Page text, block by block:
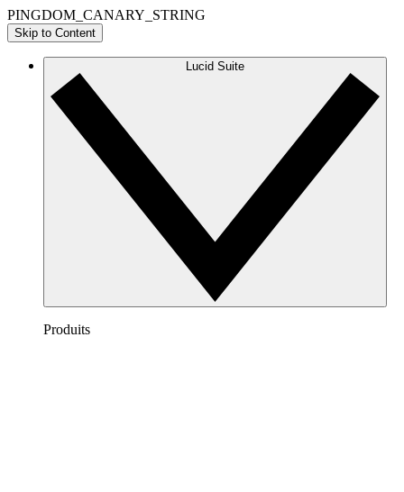
PINGDOM_CANARY_STRING
Skip to Content
Lucid Suite
Produits